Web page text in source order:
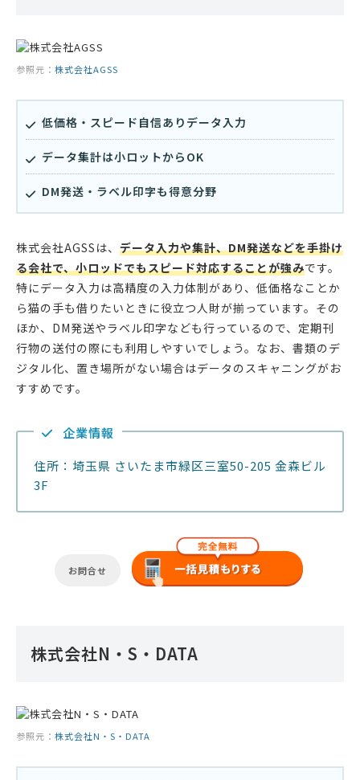
参照元： 株式会社AGSS
低価格・スピード自信ありデータ入力
データ集計は小ロットからOK
DM発送・ラベル印字も得意分野
株式会社AGSSは、 データ入力や集計、DM発送などを手掛け
る会社で、小ロッドでもスピード対応することが強みです。
特にデータ入力は高精度の入力体制があり、低価格なことか
ら猫の手も借りたいときに役立つ人財が揃っています。その
ほか、DM発送やラベル印字なども行っているので、定期刊
行物の送付の際にも利用しやすいでしょう。なお、書類のデ
ジタル化、置き場所がない場合はデータのスキャニングがお
すすめです。
企業情報
住所：埼玉県 さいたま市緑区三室50-205 金森ビル
3F
お問合せ
株式会社N・S・DATA
参照元： 株式会社N・S・DATA